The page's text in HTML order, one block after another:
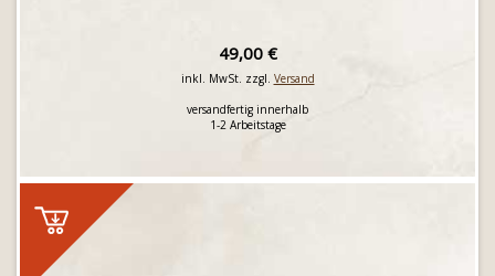
49,00 €
inkl. MwSt. zzgl. Versand
versandfertig innerhalb
1-2 Arbeitstage